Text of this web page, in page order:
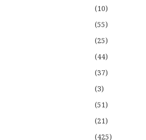
(10)
(55)
(25)
(44)
(37)
(3)
(51)
(21)